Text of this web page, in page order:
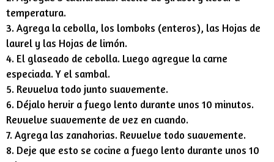
temperatura.
3. Agrega la cebolla, los lomboks (enteros), las Hojas de
laurel y las Hojas de limón.
4. El glaseado de cebolla. Luego agregue la carne
especiada. Y el sambal.
5. Revuelva todo junto suavemente.
6. Déjalo hervir a fuego lento durante unos 10 minutos.
Revuelve suavemente de vez en cuando.
7. Agrega las zanahorias. Revuelve todo suavemente.
8. Deje que esto se cocine a fuego lento durante unos 10